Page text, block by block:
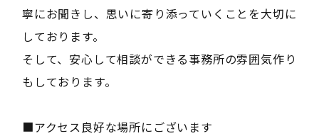
寧にお聞きし、思いに寄り添っていくことを大切に
しております。
そして、安心して相談ができる事務所の雰囲気作り
もしております。
■アクセス良好な場所にございます